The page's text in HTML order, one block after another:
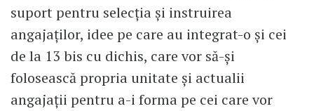
suport pentru selecția și instruirea
angajaților, idee pe care au integrat-o și cei
de la 13 bis cu dichis, care vor să-și
folosească propria unitate și actualii
angajații pentru a-i forma pe cei care vor